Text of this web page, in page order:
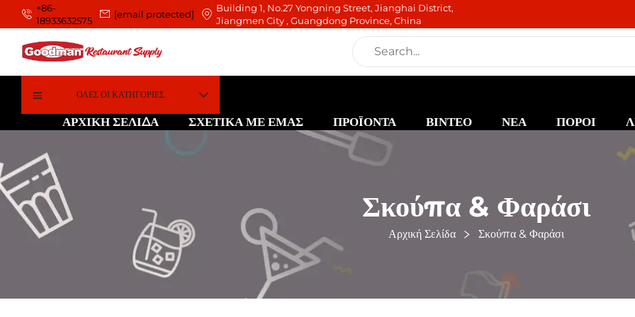
+86-
18933632575
[email protected]
Building 1, No.27 Yongning Street, Jianghai District,
Jiangmen City , Guangdong Province, China
ΌΛΕΣ ΟΙ ΚΑΤΗΓΟΡΊΕΣ
ΑΡΧΙΚΉ ΣΕΛΊΔΑ ΣΧΕΤΙΚΑ ΜΕ ΕΜΑΣ ΠΡΟΪΟΝΤΑ ΒΙΝΤΕΟ ΝΕΑ ΠΟΡΟΙ
Σκούπα & Φαράσι
Αρχική Σελίδα Σκούπα & Φαράσι